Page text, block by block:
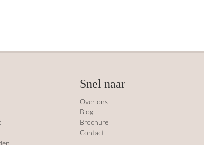
Snel naar
Over ons
Blog
Brochure
Contact